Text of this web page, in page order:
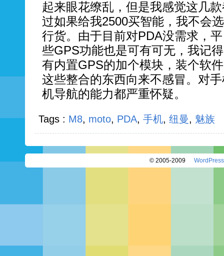
起来眼花缭乱，但是我感觉这几
过如果给我2500买智能，我不会
行货。由于目前对PDA没需求，
些GPS功能也是可有可无，我记
有内置GPS的加个模块，装个软
这些整合的东西向来不感冒。对
机导航的能力都严重怀疑。
Tags : M8, moto, PDA, 手机, 纽曼, 魅族
© 2005-2009 WordPress